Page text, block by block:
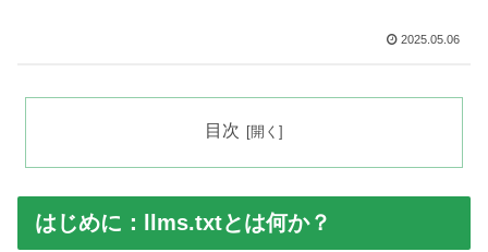
2025.05.06
目次
はじめに：llms.txtとは何か？